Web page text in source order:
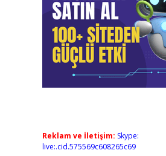
Reklam ve İletişim: Skype:
live:.cid.575569c608265c69